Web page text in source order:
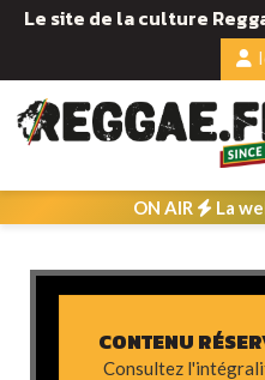
Le site de la culture
ON AIR La
CONTENU
Consultez